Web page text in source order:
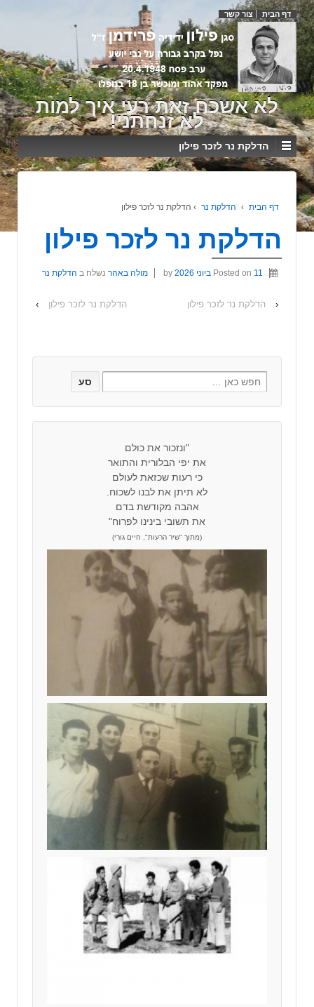
דף הבית צור קשר
לא אשכח זאת רעי איך למות
לא זנחתני!
הדלקת נר לזכר פילון
דף הבית › הדלקת נר › הדלקת נר לזכר פילון
הדלקת נר לזכר פילון
Posted on 11 ביוני 2026 מולה באהר נשלח ב הדלקת נר
‹ הדלקת נר לזכר פילון הדלקת נר לזכר פילון ›
"ונזכור את כולם
את יפי הבלורית והתואר
כי רעות שכזאת לעולם
לא תיתן את לבנו לשכוח.
אהבה מקודשת בדם
את תשובי בינינו לפרוח"
(מתוך "שיר הרעות", חיים גורי)